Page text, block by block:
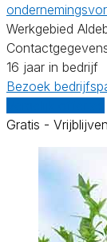
Werkgebied
16 jaar in bedrijf
Bezoek
Gratis -